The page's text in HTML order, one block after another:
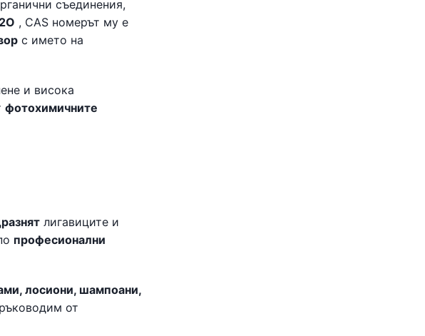
съединения,
, CAS номерът му е
с името на
и висока
фотохимичните
лигавиците и
професионални
лосиони, шампоани,
от